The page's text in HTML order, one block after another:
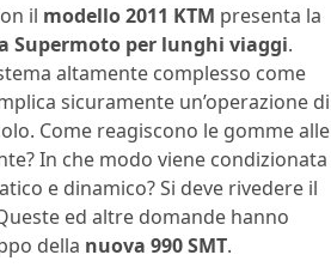
il modello 2011 KTM presenta la
Supermoto per lunghi viaggi.
altamente complesso come
sicuramente un’operazione di
Come reagiscono le gomme alle
In che modo viene condizionata
e dinamico? Si deve rivedere il
ed altre domande hanno
della nuova 990 SMT.